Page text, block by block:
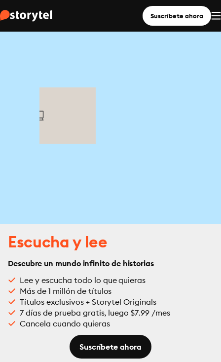
Suscríbete ahora
Escucha y lee
Descubre un mundo infinito de historias
Lee y escucha todo lo que quieras
Más de 1 millón de títulos
Títulos exclusivos + Storytel Originals
7 días de prueba gratis, luego $7.99 /mes
Cancela cuando quieras
Suscríbete ahora